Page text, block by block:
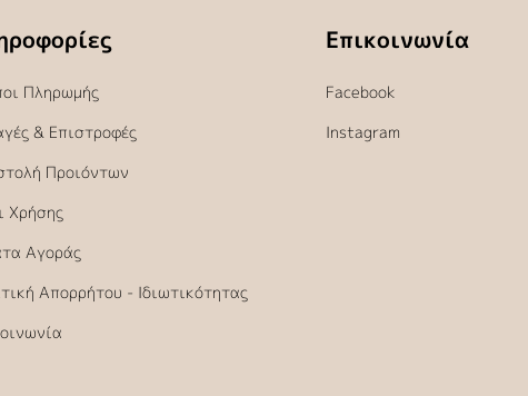
Πληρωμής
& Επιστροφές
Προιόντων
Χρήσης
Αγοράς
Απορρήτου - Ιδιωτικότητας
Επικοινωνία
Facebook
Instagram